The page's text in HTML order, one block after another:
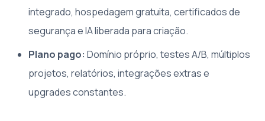
integrado, hospedagem gratuita, certificados de
segurança e IA liberada para criação.
Plano pago: Domínio próprio, testes A/B, múltiplos
projetos, relatórios, integrações extras e
upgrades constantes.